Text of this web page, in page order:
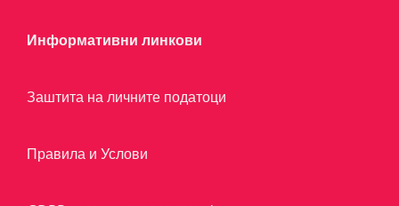
Информативни линкови
Заштита на личните податоци
Правила и Услови